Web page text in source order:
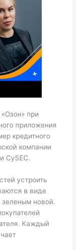
при
приложения
кредитного
компании
CySEC.
устроить
в виде
зеленым новой.
Каждый